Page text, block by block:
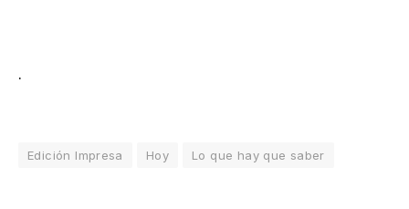
.
Edición Impresa Hoy Lo que hay que saber